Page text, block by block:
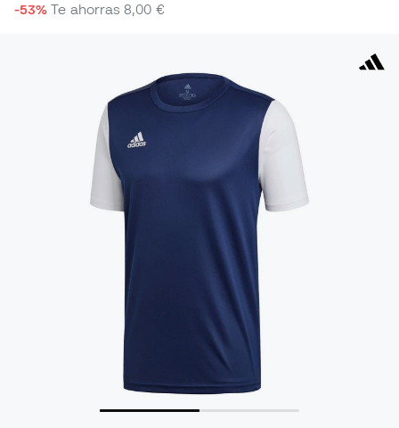
-53% Te ahorras8,00 €